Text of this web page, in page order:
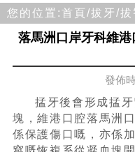
您的位置:首頁/拔牙/拔
落馬洲口岸牙科維
發佈
掹牙後會形成掹
塊，維港口腔落馬洲
係保護傷口嘅，亦係